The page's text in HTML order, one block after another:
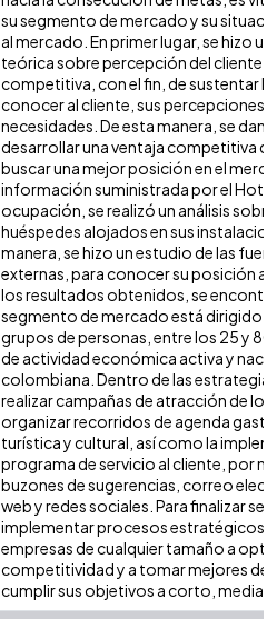
su segmento de mercado y su
al mercado. En primer lugar, se hizo
teórica sobre percepción del cliente
competitiva, con el fin, de sustentar
conocer al cliente, sus percepciones,
necesidades. De esta manera, se dan
desarrollar una ventaja competitiva
buscar una mejor posición en el
información suministrada por el Hotel
ocupación, se realizó un análisis
huéspedes alojados en sus
manera, se hizo un estudio de las
externas, para conocer su posición
los resultados obtenidos, se
segmento de mercado está dirigido a
grupos de personas, entre los 25 y
de actividad económica activa y
colombiana. Dentro de las
realizar campañas de atracción de los
organizar recorridos de agenda
turística y cultural, así como la
programa de servicio al cliente, por
buzones de sugerencias, correo
web y redes sociales. Para finalizar se
implementar procesos estratégicos
empresas de cualquier tamaño a
competitividad y a tomar mejores
cumplir sus objetivos a corto,